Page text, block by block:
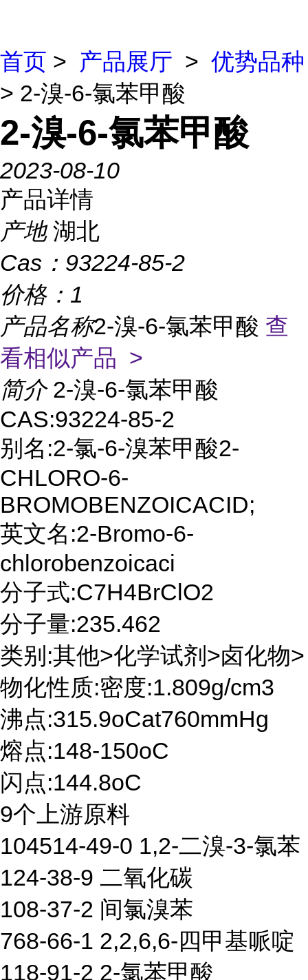
首页 > 产品展厅 > 优势品种
> 2-溴-6-氯苯甲酸
2-溴-6-氯苯甲酸
2023-08-10
产品详情
产地 湖北
Cas： 93224-85-2
价格： 1
产品名称2-溴-6-氯苯甲酸 查
看相似产品 >
简介 2-溴-6-氯苯甲酸
CAS:93224-85-2
别名:2-氯-6-溴苯甲酸2-
CHLORO-6-
BROMOBENZOICACID;
英文名:2-Bromo-6-
chlorobenzoicaci
分子式:C7H4BrClO2
分子量:235.462
类别:其他>化学试剂>卤化物>
物化性质:密度:1.809g/cm3
沸点:315.9oCat760mmHg
熔点:148-150oC
闪点:144.8oC
9个上游原料
104514-49-0 1,2-二溴-3-氯苯
124-38-9 二氧化碳
108-37-2 间氯溴苯
768-66-1 2,2,6,6-四甲基哌啶
118-91-2 2-氯苯甲酸